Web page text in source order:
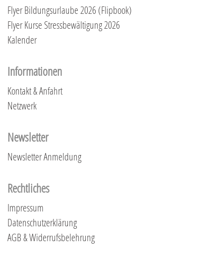
Flyer Bildungsurlaube 2026 (Flipbook)
Flyer Kurse Stressbewältigung 2026
Kalender
Informationen
Kontakt & Anfahrt
Netzwerk
Newsletter
Newsletter Anmeldung
Rechtliches
Impressum
Datenschutzerklärung
AGB & Widerrufsbelehrung